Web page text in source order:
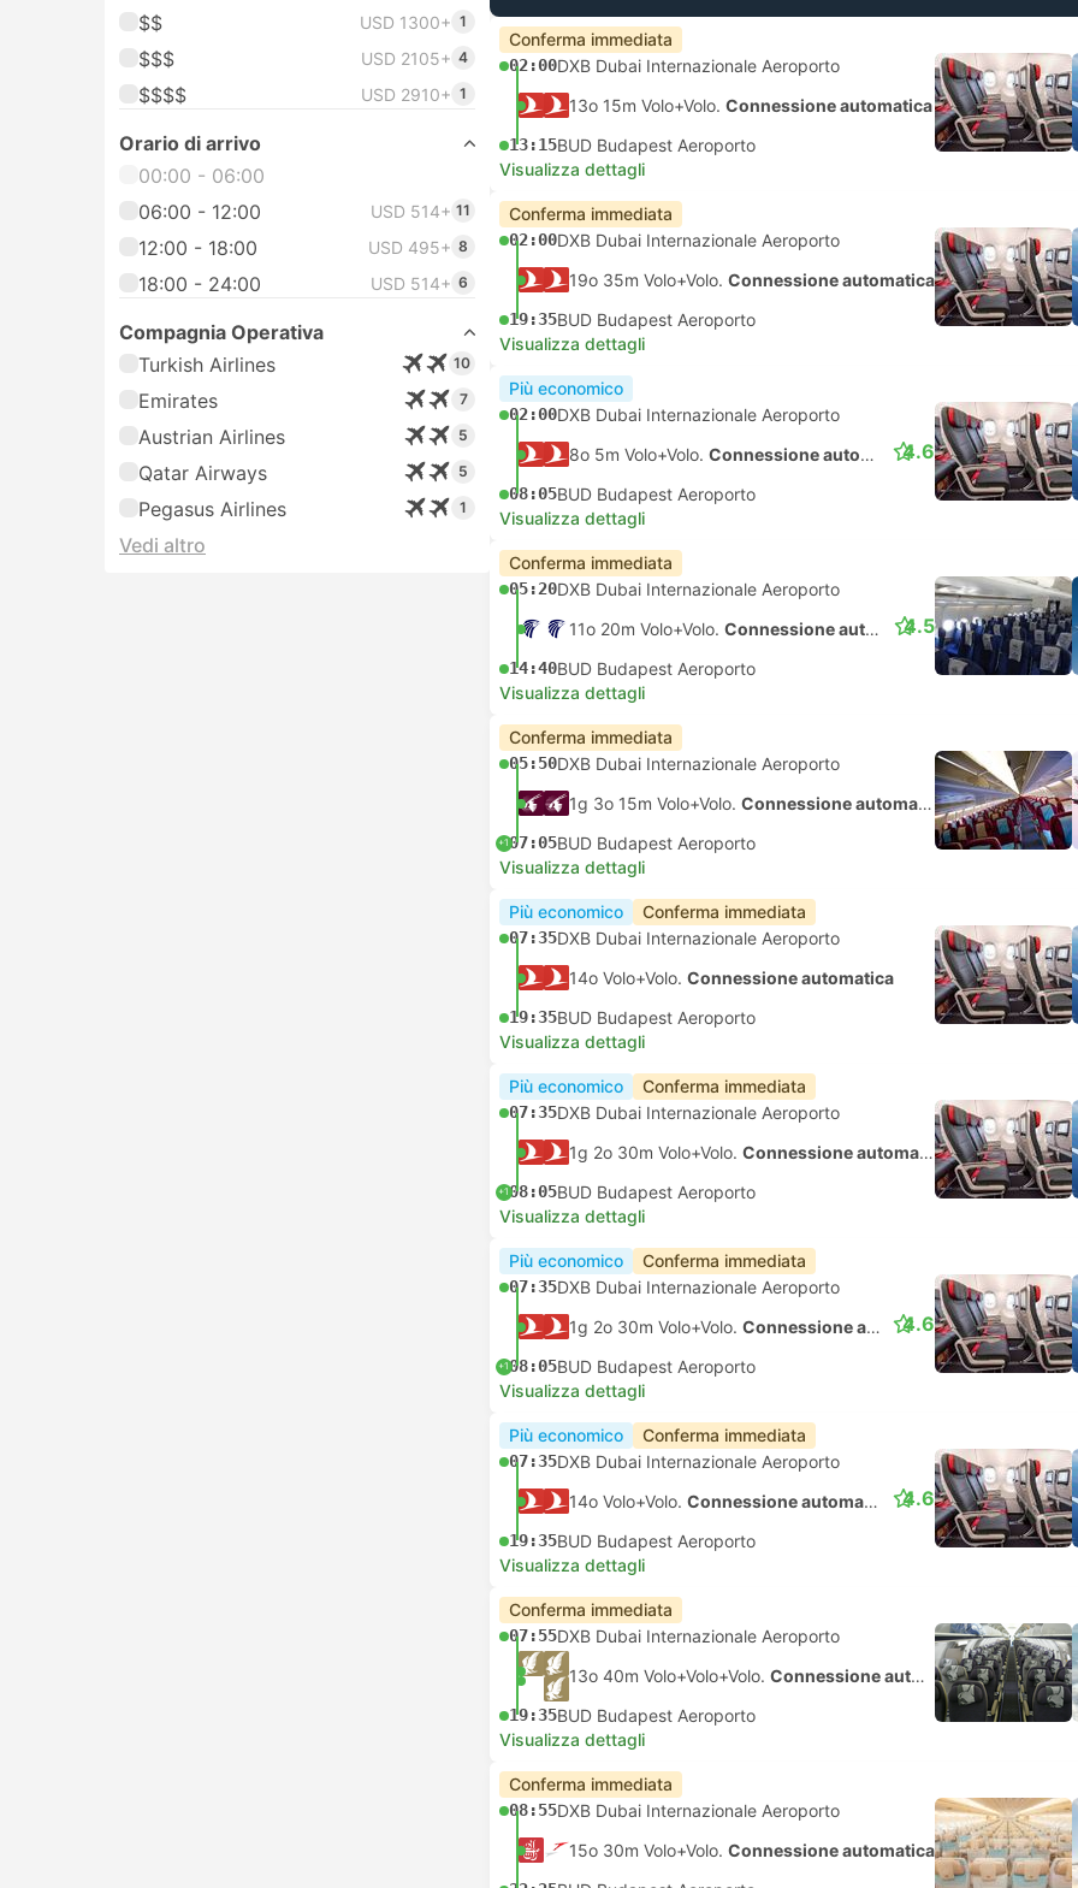
$$ USD 1300+ 1
$$$ USD 2105+ 4
$$$$ USD 2910+ 1
Orario di arrivo
00:00 - 06:00
06:00 - 12:00
USD 514+ 11
12:00 - 18:00 USD 495+ 8
18:00 - 24:00 USD 514+ 6
Compagnia Operativa
Turkish Airlines
10
Emirates 7
Austrian Airlines 5
Qatar Airways 5
Pegasus Airlines 1
Vedi altro
Conferma immediata
02:00DXB Dubai Internazionale Aeroporto
13o 15m Volo+Volo. Connessione automatica
13:15BUD Budapest Aeroporto
Visualizza dettagli
Conferma immediata
02:00DXB Dubai Internazionale Aeroporto
19o 35m Volo+Volo. Connessione automatica
19:35BUD Budapest Aeroporto
Visualizza dettagli
Più economico
02:00DXB Dubai Internazionale Aeroporto
8o 5m Volo+Volo. Connessione automatica
08:05BUD Budapest Aeroporto
4.6
Visualizza dettagli
Conferma immediata
05:20DXB Dubai Internazionale Aeroporto
11o 20m Volo+Volo. Connessione automatica
14:40BUD Budapest Aeroporto
4.5
Visualizza dettagli
Conferma immediata
05:50DXB Dubai Internazionale Aeroporto
1g 3o 15m Volo+Volo. Connessione automatica
+107:05BUD Budapest Aeroporto
Visualizza dettagli
Più economico Conferma immediata
07:35DXB Dubai Internazionale Aeroporto
14o Volo+Volo. Connessione automatica
19:35BUD Budapest Aeroporto
Visualizza dettagli
Più economico Conferma immediata
07:35DXB Dubai Internazionale Aeroporto
1g 2o 30m Volo+Volo. Connessione automatica
+108:05BUD Budapest Aeroporto
Visualizza dettagli
Più economico Conferma immediata
07:35DXB Dubai Internazionale Aeroporto
1g 2o 30m Volo+Volo. Connessione automatica
+108:05BUD Budapest Aeroporto
4.6
Visualizza dettagli
Più economico Conferma immediata
07:35DXB Dubai Internazionale Aeroporto
14o Volo+Volo. Connessione automatica
19:35BUD Budapest Aeroporto
4.6
Visualizza dettagli
Conferma immediata
07:55DXB Dubai Internazionale Aeroporto
13o 40m Volo+Volo+Volo. Connessione automatica
19:35BUD Budapest Aeroporto
Visualizza dettagli
Conferma immediata
08:55DXB Dubai Internazionale Aeroporto
15o 30m Volo+Volo. Connessione automatica